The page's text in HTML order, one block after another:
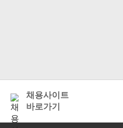
채용사이트
바로가기